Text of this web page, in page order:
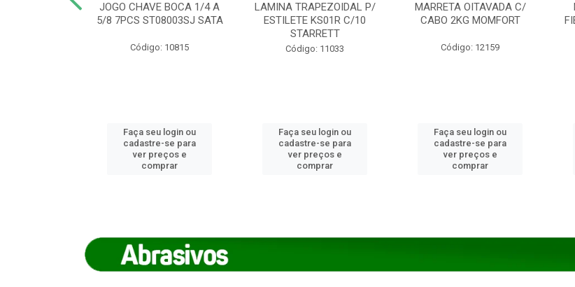
JOGO CHAVE BOCA 1/4 A
5/8 7PCS ST08003SJ SATA
Código: 10815
Faça seu login ou
cadastre-se para
ver preços e
comprar
LAMINA TRAPEZOIDAL P/
ESTILETE KS01R C/10
STARRETT
Código: 11033
Faça seu login ou
cadastre-se para
ver preços e
comprar
MARRETA OITAVADA C/
CABO 2KG MOMFORT
Código: 12159
Faça seu login ou
cadastre-se para
ver preços e
comprar